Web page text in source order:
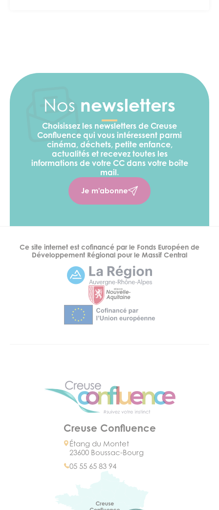
Nos newsletters
Choisissez les newsletters de Creuse
Confluence qui vous intéressent parmi
cinéma, déchets, petite enfance,
actualités et recevez toutes les
informations de votre CCdans votre boîte
mail.
Je m'abonne
Ce site internet est cofinancé par le Fonds Européen de
Développement Régional pour le Massif Central
Creuse Confluence
Étang du Montet
23600 Boussac-Bourg
05 55 65 83 94